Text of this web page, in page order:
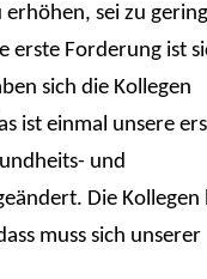
sei zu
erste Forderung ist
sich die Kollegen
ist einmal unsere
und
Die Kollegen
muss sich unserer